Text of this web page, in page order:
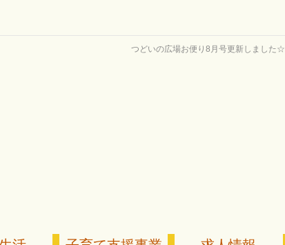
つどいの広場お便り8月号更新しました☆